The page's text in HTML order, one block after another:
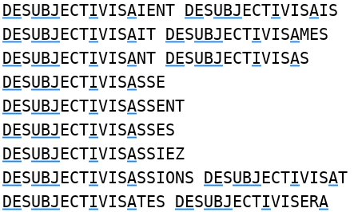
DESUBJECTIVISAIENT DESUBJECTIVISAIS
DESUBJECTIVISAIT DESUBJECTIVISAMES
DESUBJECTIVISANT DESUBJECTIVISAS
DESUBJECTIVISASSE
DESUBJECTIVISASSENT
DESUBJECTIVISASSES
DESUBJECTIVISASSIEZ
DESUBJECTIVISASSIONS DESUBJECTIVISAT
DESUBJECTIVISATES DESUBJECTIVISERA